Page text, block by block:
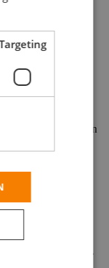
gevulde
naar het pand
sluiten met een
en door Fonkianen
medewerkers
Nederlandse taal
wij binnen 2
kanten? Dan
op de vestiging.